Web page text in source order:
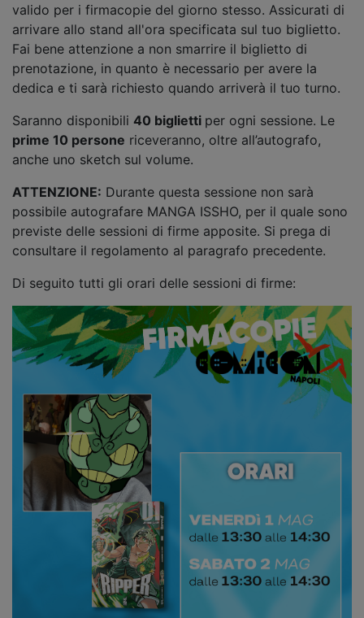
valido per i firmacopie del giorno stesso. Assicurati di
arrivare allo stand all'ora specificata sul tuo biglietto.
Fai bene attenzione a non smarrire il biglietto di
prenotazione, in quanto è necessario per avere la
dedica e ti sarà richiesto quando arriverà il tuo turno.
Saranno disponibili 40 biglietti per ogni sessione. Le
prime 10 persone riceveranno, oltre all’autografo,
anche uno sketch sul volume.
ATTENZIONE: Durante questa sessione non sarà
possibile autografare MANGA ISSHO, per il quale sono
previste delle sessioni di firme apposite. Si prega di
consultare il regolamento al paragrafo precedente.
Di seguito tutti gli orari delle sessioni di firme: